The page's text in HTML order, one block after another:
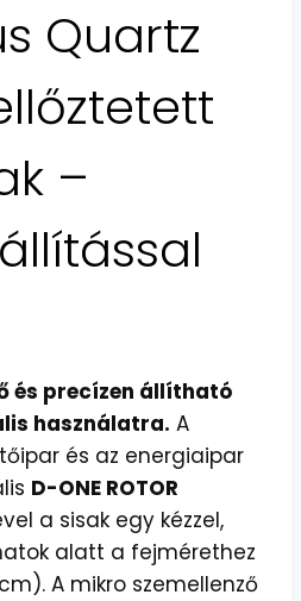
Quartz
–
és precízen állítható
használatra. A
és az energiaipar
D-ONE ROTOR
a sisak egy kézzel,
alatt a fejmérethez
A mikro szemellenző